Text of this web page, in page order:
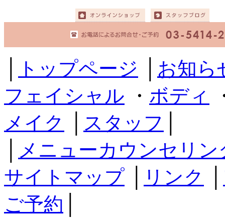
トップページ
お知ら
フェイシャル ・ ボディ
メイク
スタッフ
メニューカウンセリン
サイトマップ
リンク
ご予約